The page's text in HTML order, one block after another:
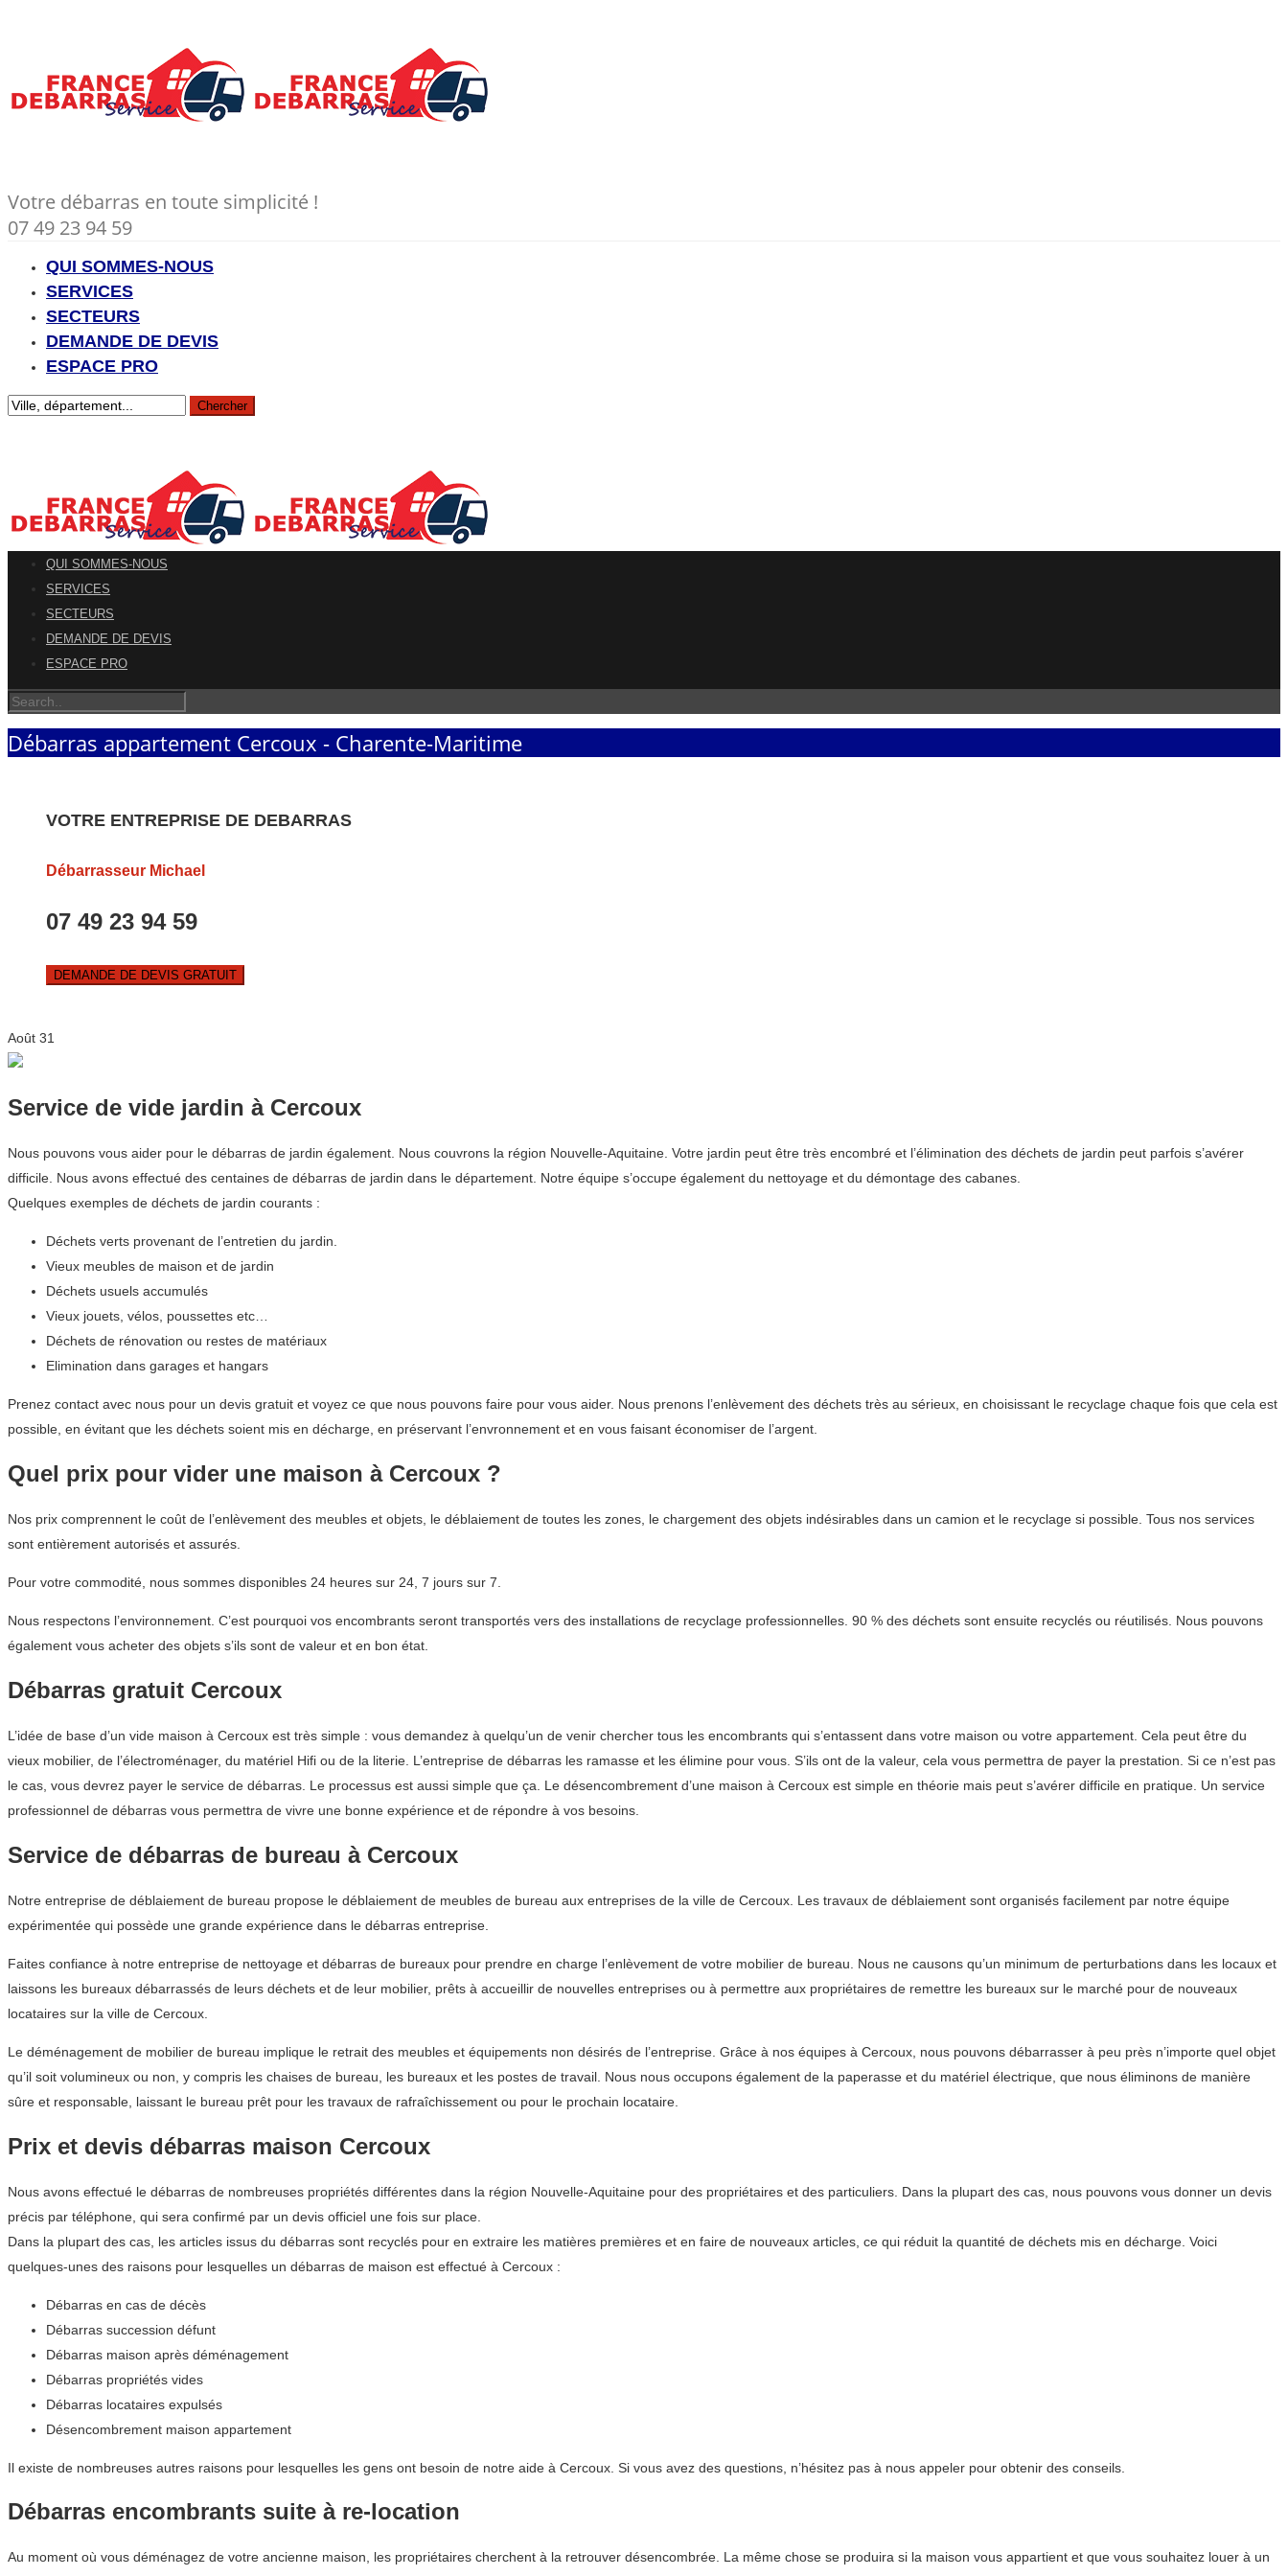
Votre débarras en toute simplicité !
07 49 23 94 59
QUI SOMMES-NOUS
SERVICES
SECTEURS
DEMANDE DE DEVIS
ESPACE PRO
QUI SOMMES-NOUS
SERVICES
SECTEURS
DEMANDE DE DEVIS
ESPACE PRO
Débarras appartement Cercoux - Charente-Maritime
VOTRE ENTREPRISE DE DEBARRAS
Débarrasseur Michael
07 49 23 94 59
DEMANDE DE DEVIS GRATUIT
Août 31
Service de vide jardin à Cercoux
Nous pouvons vous aider pour le débarras de jardin également. Nous couvrons la région Nouvelle-Aquitaine. Votre jardin peut être très encombré et l’élimination des déchets de jardin peut parfois s’avérer
difficile. Nous avons effectué des centaines de débarras de jardin dans le département. Notre équipe s’occupe également du nettoyage et du démontage des cabanes.
Quelques exemples de déchets de jardin courants :
Déchets verts provenant de l’entretien du jardin.
Vieux meubles de maison et de jardin
Déchets usuels accumulés
Vieux jouets, vélos, poussettes etc…
Déchets de rénovation ou restes de matériaux
Elimination dans garages et hangars
Prenez contact avec nous pour un devis gratuit et voyez ce que nous pouvons faire pour vous aider. Nous prenons l’enlèvement des déchets très au sérieux, en choisissant le recyclage chaque fois que cela est
possible, en évitant que les déchets soient mis en décharge, en préservant l’envronnement et en vous faisant économiser de l’argent.
Quel prix pour vider une maison à Cercoux ?
Nos prix comprennent le coût de l’enlèvement des meubles et objets, le déblaiement de toutes les zones, le chargement des objets indésirables dans un camion et le recyclage si possible. Tous nos services
sont entièrement autorisés et assurés.
Pour votre commodité, nous sommes disponibles 24 heures sur 24, 7 jours sur 7.
Nous respectons l’environnement. C’est pourquoi vos encombrants seront transportés vers des installations de recyclage professionnelles. 90 % des déchets sont ensuite recyclés ou réutilisés. Nous pouvons
également vous acheter des objets s’ils sont de valeur et en bon état.
Débarras gratuit Cercoux
L’idée de base d’un vide maison à Cercoux est très simple : vous demandez à quelqu’un de venir chercher tous les encombrants qui s’entassent dans votre maison ou votre appartement. Cela peut être du
vieux mobilier, de l’électroménager, du matériel Hifi ou de la literie. L’entreprise de débarras les ramasse et les élimine pour vous. S’ils ont de la valeur, cela vous permettra de payer la prestation. Si ce n’est pas
le cas, vous devrez payer le service de débarras. Le processus est aussi simple que ça. Le désencombrement d’une maison à Cercoux est simple en théorie mais peut s’avérer difficile en pratique. Un service
professionnel de débarras vous permettra de vivre une bonne expérience et de répondre à vos besoins.
Service de débarras de bureau à Cercoux
Notre entreprise de déblaiement de bureau propose le déblaiement de meubles de bureau aux entreprises de la ville de Cercoux. Les travaux de déblaiement sont organisés facilement par notre équipe
expérimentée qui possède une grande expérience dans le débarras entreprise.
Faites confiance à notre entreprise de nettoyage et débarras de bureaux pour prendre en charge l’enlèvement de votre mobilier de bureau. Nous ne causons qu’un minimum de perturbations dans les locaux et
laissons les bureaux débarrassés de leurs déchets et de leur mobilier, prêts à accueillir de nouvelles entreprises ou à permettre aux propriétaires de remettre les bureaux sur le marché pour de nouveaux
locataires sur la ville de Cercoux.
Le déménagement de mobilier de bureau implique le retrait des meubles et équipements non désirés de l’entreprise. Grâce à nos équipes à Cercoux, nous pouvons débarrasser à peu près n’importe quel objet
qu’il soit volumineux ou non, y compris les chaises de bureau, les bureaux et les postes de travail. Nous nous occupons également de la paperasse et du matériel électrique, que nous éliminons de manière
sûre et responsable, laissant le bureau prêt pour les travaux de rafraîchissement ou pour le prochain locataire.
Prix et devis débarras maison Cercoux
Nous avons effectué le débarras de nombreuses propriétés différentes dans la région Nouvelle-Aquitaine pour des propriétaires et des particuliers. Dans la plupart des cas, nous pouvons vous donner un devis
précis par téléphone, qui sera confirmé par un devis officiel une fois sur place.
Dans la plupart des cas, les articles issus du débarras sont recyclés pour en extraire les matières premières et en faire de nouveaux articles, ce qui réduit la quantité de déchets mis en décharge. Voici
quelques-unes des raisons pour lesquelles un débarras de maison est effectué à Cercoux :
Débarras en cas de décès
Débarras succession défunt
Débarras maison après déménagement
Débarras propriétés vides
Débarras locataires expulsés
Désencombrement maison appartement
Il existe de nombreuses autres raisons pour lesquelles les gens ont besoin de notre aide à Cercoux. Si vous avez des questions, n’hésitez pas à nous appeler pour obtenir des conseils.
Débarras encombrants suite à re-location
Au moment où vous déménagez de votre ancienne maison, les propriétaires cherchent à la retrouver désencombrée. La même chose se produira si la maison vous appartient et que vous souhaitez louer à un